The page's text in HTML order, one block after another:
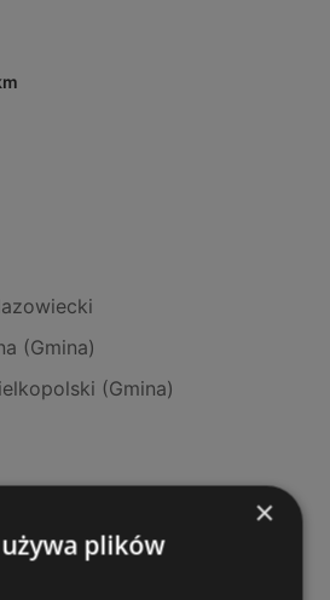
(Gmina)
(Gmina)
×
plików